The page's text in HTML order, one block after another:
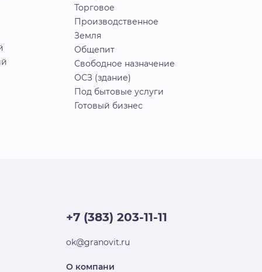
Торговое
Производственное
Земля
Общепит
Свободное назначение
ОСЗ (здание)
Под бытовые услуги
Готовый бизнес
+7 (383) 203-11-11
ok@granovit.ru
О компани